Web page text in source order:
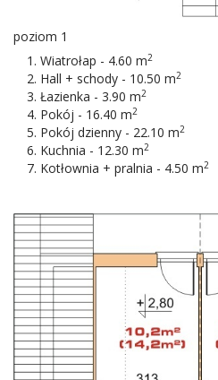
poziom 1
Wiatrołap - 4.60 m2
Hall + schody - 10.50 m2
Łazienka - 3.90 m2
Pokój - 16.40 m2
Pokój dzienny - 22.10 m2
Kuchnia - 12.30 m2
Kotłownia + pralnia - 4.50 m2